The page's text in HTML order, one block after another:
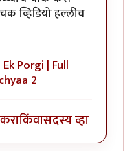
व्हिडियो हल्लीच
Porgi | Full
2
किंवासदस्य व्हा